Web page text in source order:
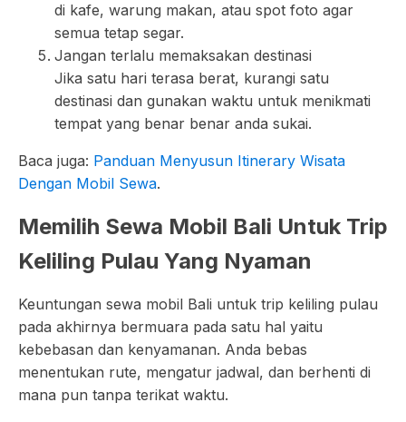
di kafe, warung makan, atau spot foto agar
semua tetap segar.
Jangan terlalu memaksakan destinasi
Jika satu hari terasa berat, kurangi satu
destinasi dan gunakan waktu untuk menikmati
tempat yang benar benar anda sukai.
Baca juga: Panduan Menyusun Itinerary Wisata
Dengan Mobil Sewa.
Memilih Sewa Mobil Bali Untuk Trip
Keliling Pulau Yang Nyaman
Keuntungan sewa mobil Bali untuk trip keliling pulau
pada akhirnya bermuara pada satu hal yaitu
kebebasan dan kenyamanan. Anda bebas
menentukan rute, mengatur jadwal, dan berhenti di
mana pun tanpa terikat waktu.